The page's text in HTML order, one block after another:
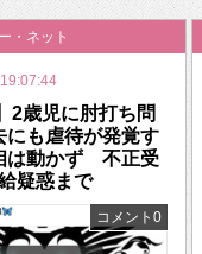
・ネット
2歳児に肘打ち問
も虐待が発覚す
は動かず 不正受
疑惑まで
コメント0